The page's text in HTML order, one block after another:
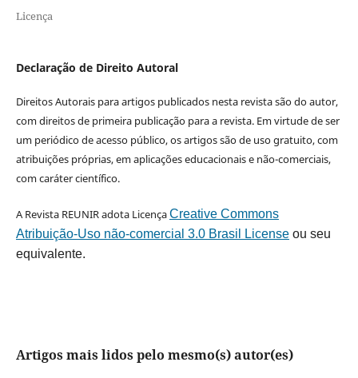
Licença
Declaração de Direito Autoral
Direitos Autorais para artigos publicados nesta revista são do autor,
com direitos de primeira publicação para a revista. Em virtude de ser
um periódico de acesso público, os artigos são de uso gratuito, com
atribuições próprias, em aplicações educacionais e não-comerciais,
com caráter científico.
A Revista REUNIR adota LicençaCreative Commons
Atribuição-Uso não-comercial 3.0 Brasil Licenseou seu
equivalente.
Artigos mais lidos pelo mesmo(s) autor(es)